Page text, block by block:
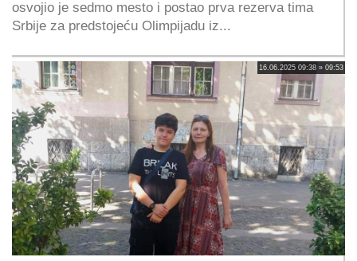
osvojio je sedmo mesto i postao prva rezerva tima
Srbije za predstojeću Olimpijadu iz...
16.06.2025 09:38 » 09:53